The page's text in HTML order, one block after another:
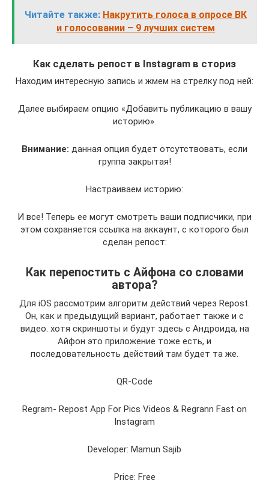
Читайте также: Накрутить голоса в опросе ВК
и голосовании – 9 лучших систем
Как сделать репост в Instagram в сториз
Находим интересную запись и жмем на стрелку под ней:
Далее выбираем опцию «Добавить публикацию в вашу
историю».
Внимание: данная опция будет отсутствовать, если
группа закрытая!
Настраиваем историю:
И все! Теперь ее могут смотреть ваши подписчики, при
этом сохраняется ссылка на аккаунт, с которого был
сделан репост:
Как перепостить с Айфона со словами
автора?
Для iOS рассмотрим алгоритм действий через Repost.
Он, как и предыдущий вариант, работает также и с
видео. хотя скриншоты и будут здесь с Андроида, на
Айфон это приложение тоже есть, и
последовательность действий там будет та же.
QR-Code
‎Regram- Repost App For Pics Videos & Regrann Fast on
Instagram
Developer: Mamun Sajib
Price: Free